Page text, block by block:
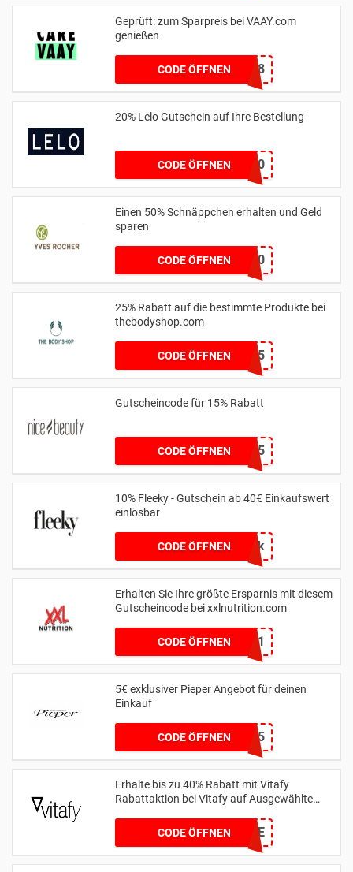
Geprüft: zum Sparpreis bei VAAY.com
genießen
CODE ÖFFNEN263B4828
20% Lelo Gutschein auf Ihre Bestellung
CODE ÖFFNENEXTRA20
Einen 50% Schnäppchen erhalten und Geld
sparen
CODE ÖFFNENFAV50
25% Rabatt auf die bestimmte Produkte bei
thebodyshop.com
CODE ÖFFNENMCSFT25
Gutscheincode für 15% Rabatt
CODE ÖFFNEN
BIRTHDAY15
10% Fleeky - Gutschein ab 40€ Einkaufswert
einlösbar
CODE ÖFFNENOnFleek
Erhalten Sie Ihre größte Ersparnis mit diesem
Gutscheincode bei xxlnutrition.com
CODE ÖFFNEN 0751
5€ exklusiver Pieper Angebot für deinen
Einkauf
CODE ÖFFNENBRAVO5
Erhalte bis zu 40% Rabatt mit Vitafy
Rabattaktion bei Vitafy auf Ausgewählte
CODE ÖFFNENVFSAFE